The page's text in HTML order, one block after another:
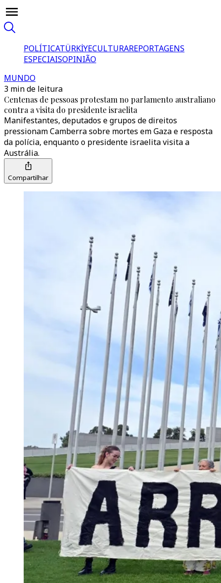
POLÍTICATÜRKİYECULTURAREPORTAGENS
ESPECIAISOPINIÃO
MUNDO
3 min de leitura
Centenas de pessoas protestam no parlamento australiano
contra a visita do presidente israelita
Manifestantes, deputados e grupos de direitos
pressionam Camberra sobre mortes em Gaza e resposta
da polícia, enquanto o presidente israelita visita a
Austrália.
Compartilhar